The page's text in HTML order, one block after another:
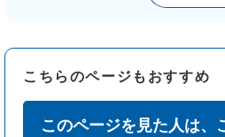
こちらのページもおすすめ
このページを見た人は、